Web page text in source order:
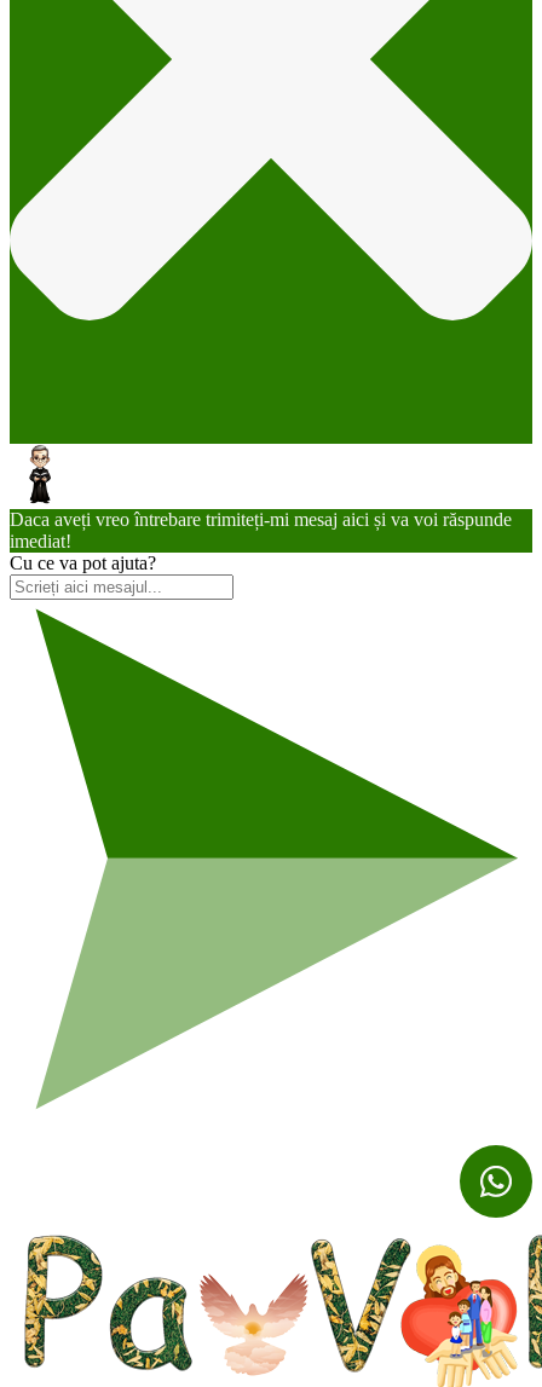
Daca aveți vreo întrebare trimiteți-mi mesaj aici și va voi răspunde
imediat!
Cu ce va pot ajuta?